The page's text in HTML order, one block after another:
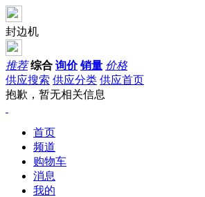
封边机
推荐 综合 询价 销量 价格
供应搜索 供应分类 供应首页
抱歉，暂无相关信息
首页
频道
购物车
消息
我的